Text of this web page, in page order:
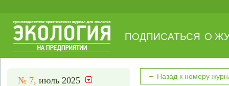
ПОДПИСАТЬСЯ О
№ 7, июль 2025 ← Назад к номеру